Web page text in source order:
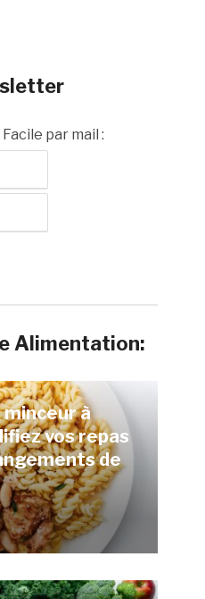
par mail :
Alimentation:
minceur à
vos repas
de